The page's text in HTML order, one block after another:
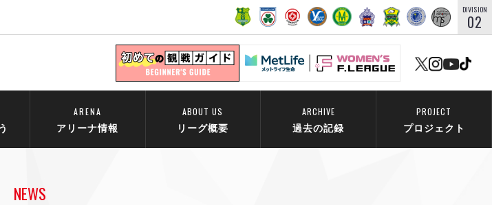
DIVISION
02
ARENA
アリーナ情報
ABOUT US
リーグ概要
ARCHIVE
過去の記録
PROJECT
プロジェクト
NEWS